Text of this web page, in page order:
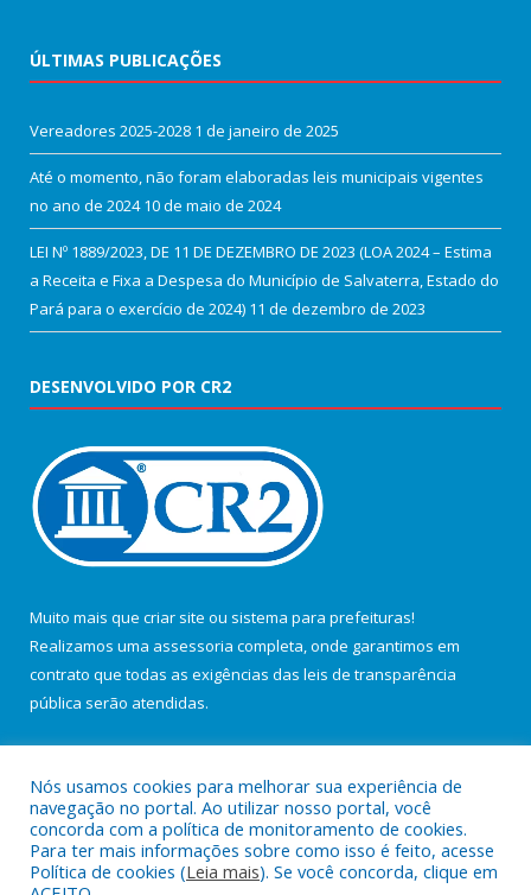
ÚLTIMAS PUBLICAÇÕES
Vereadores 2025-2028 1 de janeiro de 2025
Até o momento, não foram elaboradas leis municipais vigentes
no ano de 2024 10 de maio de 2024
LEI Nº 1889/2023, DE 11 DE DEZEMBRO DE 2023 (LOA 2024 – Estima
a Receita e Fixa a Despesa do Município de Salvaterra, Estado do
Pará para o exercício de 2024) 11 de dezembro de 2023
DESENVOLVIDO POR CR2
Muito mais que criar site ou sistema para prefeituras!
Realizamos uma assessoria completa, onde garantimos em
contrato que todas as exigências das leis de transparência
pública serão atendidas.
Todos os direitos reservados a Câmara Municipal de Salvaterra.
Nós usamos cookies para melhorar sua experiência de
navegação no portal. Ao utilizar nosso portal, você
concorda com a política de monitoramento de cookies.
Para ter mais informações sobre como isso é feito, acesse
Política de cookies (Leia mais). Se você concorda, clique em